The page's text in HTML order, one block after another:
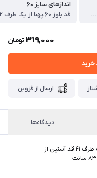
قد بلوز ۵۵،پهنا از یک طرف ۴۱،قد آستین از سرشونه۴۸،قد شلوار ۸۳ سانت
اندازهای سایز ۶۰
319,000تومان
ارسال از قزوین
دیدگاه‌ها
قد بلوز ۵۵،پهنا از یک طرف ۴۱،قد آستین از